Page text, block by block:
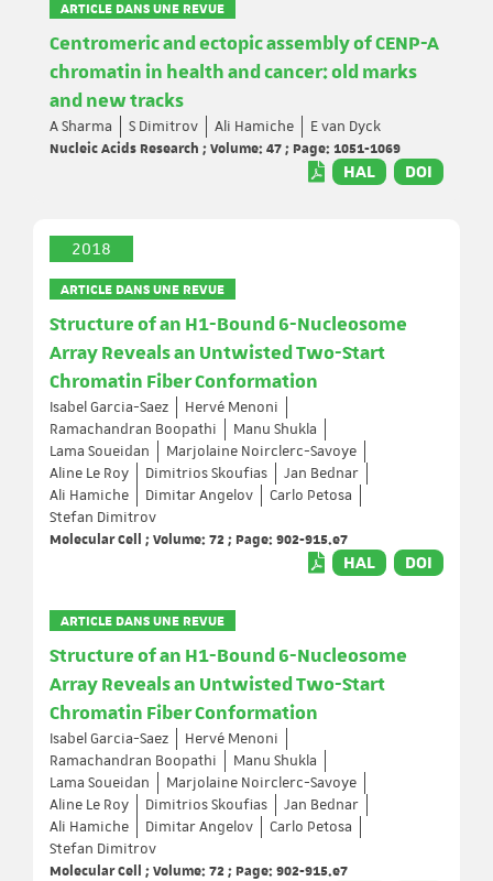
ARTICLE DANS UNE REVUE
Centromeric and ectopic assembly of CENP-A
chromatin in health and cancer: old marks
and new tracks
A Sharma S Dimitrov Ali Hamiche
E van Dyck
Nucleic Acids Research ; Volume: 47 ; Page: 1051-1069
HAL DOI
2018
ARTICLE DANS UNE REVUE
Structure of an H1-Bound 6-Nucleosome
Array Reveals an Untwisted Two-Start
Chromatin Fiber Conformation
Isabel Garcia-Saez
Hervé Menoni
Ramachandran Boopathi
Manu Shukla
Lama Soueidan
Marjolaine Noirclerc-Savoye
Aline Le Roy
Dimitrios Skoufias
Jan Bednar
Ali Hamiche
Dimitar Angelov
Carlo Petosa
Stefan Dimitrov
Molecular Cell ; Volume: 72 ; Page: 902-915.e7
HAL DOI
ARTICLE DANS UNE REVUE
Structure of an H1-Bound 6-Nucleosome
Array Reveals an Untwisted Two-Start
Chromatin Fiber Conformation
Isabel Garcia-Saez
Hervé Menoni
Ramachandran Boopathi
Manu Shukla
Lama Soueidan
Marjolaine Noirclerc-Savoye
Aline Le Roy
Dimitrios Skoufias
Jan Bednar
Ali Hamiche
Dimitar Angelov
Carlo Petosa
Stefan Dimitrov
Molecular Cell ; Volume: 72 ; Page: 902-915.e7